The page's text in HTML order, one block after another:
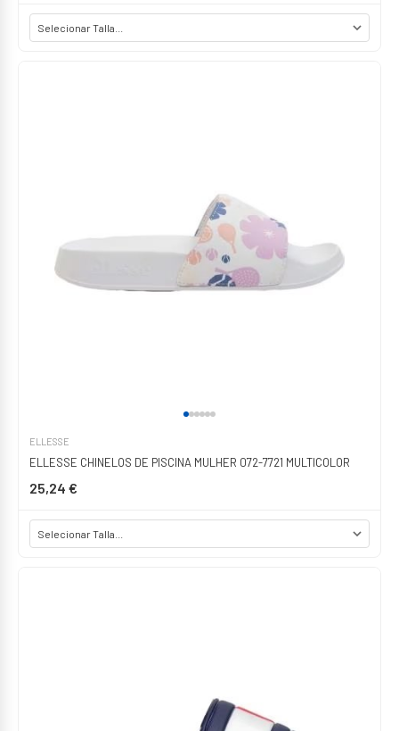
ELLESSE
ELLESSE CHINELOS DE PISCINA MULHER 072-7721 MULTICOLOR
25,24 €